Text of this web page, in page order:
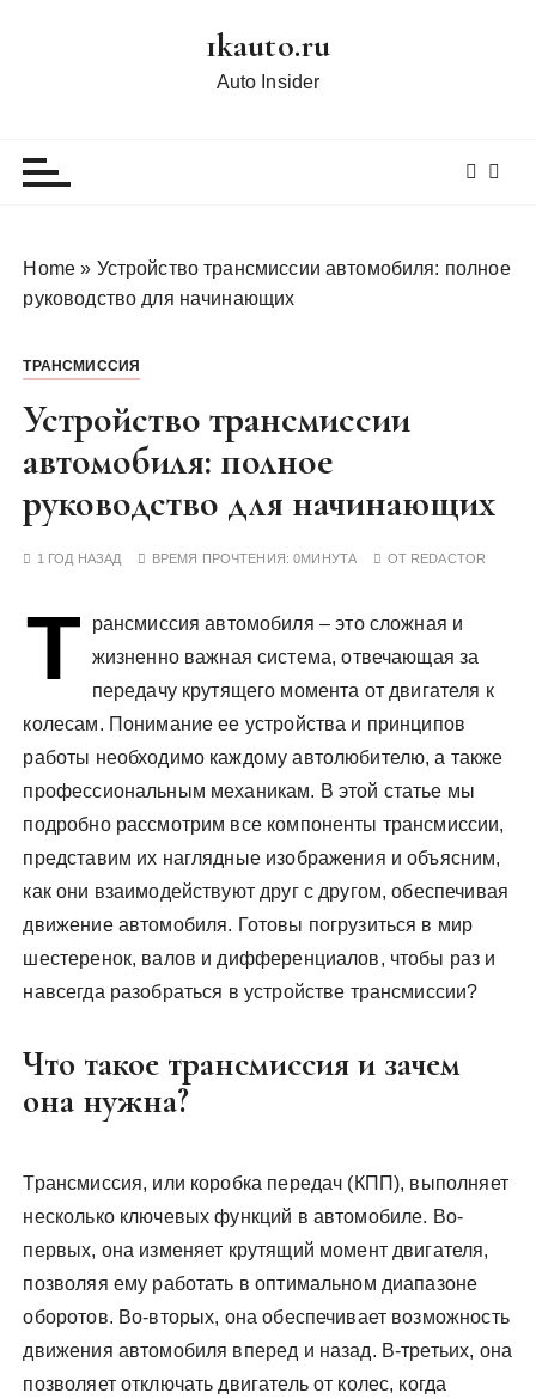
1kauto.ru
Auto Insider
Home » Устройство трансмиссии автомобиля: полное
руководство для начинающих
ТРАНСМИССИЯ
Устройство трансмиссии
автомобиля: полное
руководство для начинающих
1 ГОД НАЗАД ВРЕМЯ ПРОЧТЕНИЯ:0МИНУТА ОТ REDACTOR
Т
рансмиссия автомобиля – это сложная и
жизненно важная система, отвечающая за
передачу крутящего момента от двигателя к
колесам. Понимание ее устройства и принципов
работы необходимо каждому автолюбителю, а также
профессиональным механикам. В этой статье мы
подробно рассмотрим все компоненты трансмиссии,
представим их наглядные изображения и объясним,
как они взаимодействуют друг с другом, обеспечивая
движение автомобиля. Готовы погрузиться в мир
шестеренок, валов и дифференциалов, чтобы раз и
навсегда разобраться в устройстве трансмиссии?
Что такое трансмиссия и зачем
она нужна?
Трансмиссия, или коробка передач (КПП), выполняет
несколько ключевых функций в автомобиле. Во-
первых, она изменяет крутящий момент двигателя,
позволяя ему работать в оптимальном диапазоне
оборотов. Во-вторых, она обеспечивает возможность
движения автомобиля вперед и назад. В-третьих, она
позволяет отключать двигатель от колес, когда